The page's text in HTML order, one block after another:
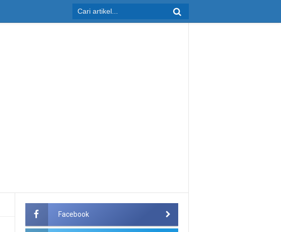
Facebook